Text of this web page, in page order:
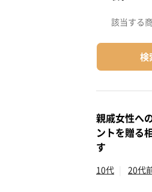
該当する
検
親戚女性へ
ントを贈る
す
10代 20代